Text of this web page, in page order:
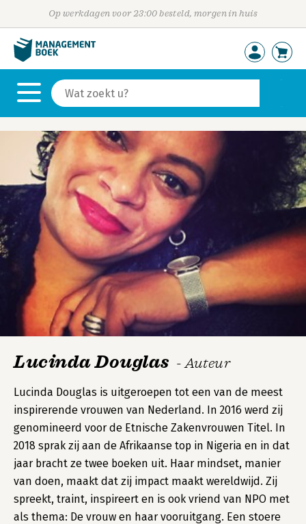
Op werkdagen voor 23:00 besteld, morgen in huis
Lucinda Douglas - Auteur
Lucinda Douglas is uitgeroepen tot een van de meest
inspirerende vrouwen van Nederland. In 2016 werd zij
genomineerd voor de Etnische Zakenvrouwen Titel. In
2018 sprak zij aan de Afrikaanse top in Nigeria en in dat
jaar bracht ze twee boeken uit. Haar mindset, manier
van doen, maakt dat zij impact maakt wereldwijd. Zij
spreekt, traint, inspireert en is ook vriend van NPO met
als thema: De vrouw en haar vooruitgang. Een stoere